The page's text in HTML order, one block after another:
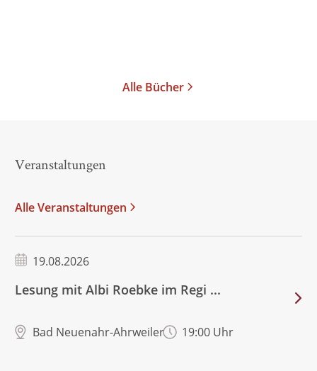
Alle Bücher
Veranstaltungen
Alle Veranstaltungen
19.08.2026
Lesung mit Albi Roebke im Regi ...
Bad Neuenahr-Ahrweiler 19:00 Uhr